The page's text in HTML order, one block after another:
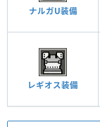
ナルガU装備
レギオス装備